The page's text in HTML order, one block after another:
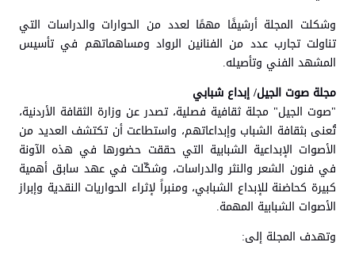
وشكلت المجلة أرشيفًا مهمًا لعدد من الحوارات والدراسات التي
تناولت تجارب عدد من الفنانين الرواد ومساهماتهم في تأسيس
المشهد الفني وتأصيله.
مجلة صوت الجيل/ إبداع شبابي
"صوت الجيل" مجلة ثقافية فصلية، تصدر عن وزارة الثقافة الأردنية،
تُعنى بثقافة الشباب وإبداعاتهم، واستطاعت أن تكتشف العديد من
الأصوات الإبداعية الشبابية التي حققت حضورها في هذه الآونة
في فنون الشعر والنثر والدراسات، وشكّلت في عهد سابق أهمية
كبيرة كحاضنة للإبداع الشبابي، ومنبراً لإثراء الحواريات النقدية وإبراز
الأصوات الشبابية المهمة.
وتهدف المجلة إلى: